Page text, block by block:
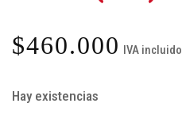
$460.000 IVA incluido
Hay existencias